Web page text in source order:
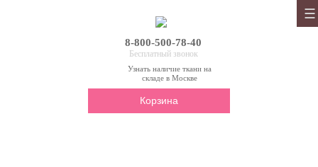
8-800-500-78-40
Бесплатный звонок
Узнать наличие ткани на
складе в Москве
Корзина